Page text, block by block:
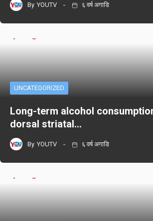
By YOUTV ६ वर्ष अगाडि
UNCATEGORIZED
Long-term alcohol
dorsal striatal…
By YOUTV ६ वर्ष अगाडि